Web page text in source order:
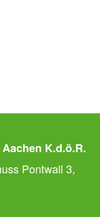
K.d.ö.R.
Pontwall 3,